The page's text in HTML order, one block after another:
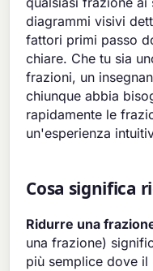
diagrammi visivi
fattori primi passo
chiare. Che tu sia
frazioni, un
chiunque abbia
rapidamente le
un'esperienza
Cosa significa
Ridurre una
una frazione)
più semplice dove il